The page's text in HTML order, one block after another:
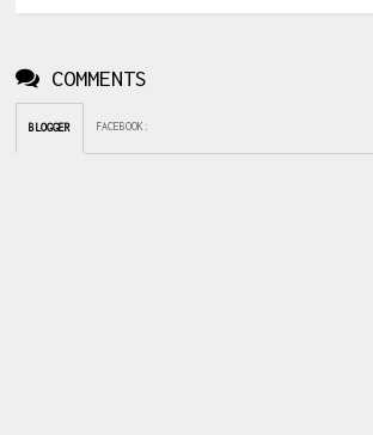
COMMENTS
BLOGGER FACEBOOK :